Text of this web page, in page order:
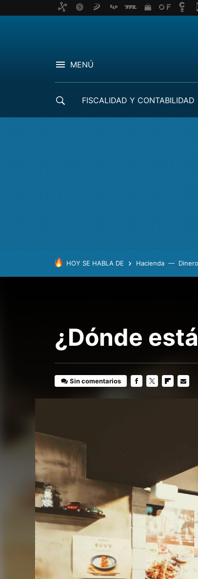
MENÚ
FISCALIDAD Y CONTABILIDAD
HOY SE HABLA DE Hacienda Dinero
¿Dónde
Sin comentarios